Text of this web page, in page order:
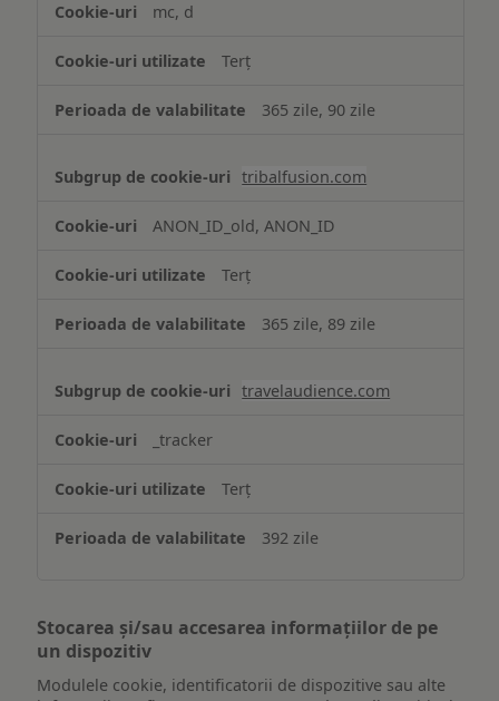
mc, d
Terț
365 zile, 90 zile
tribalfusion.com
ANON_ID_old, ANON_ID
Terț
365 zile, 89 zile
travelaudience.com
_tracker
Terț
392 zile
Stocarea și/sau accesarea informațiilor de pe
un dispozitiv
Modulele cookie, identificatorii de dispozitive sau alte